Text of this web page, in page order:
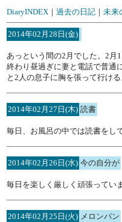
DiaryINDEX ｜ 過去の日記 ｜ 未来
2014年02月28日(金)
あっという間の2月でした。2月
終わり昼過ぎに妻と電話で普通
と2人の息子に胸を張って行け
2014年02月27日(木) 読書
毎日、お風呂の中では読書をし
2014年02月26日(水) 今の自分が
毎日を楽しく厳しく頑張ってい
2014年02月25日(火) メロンパン